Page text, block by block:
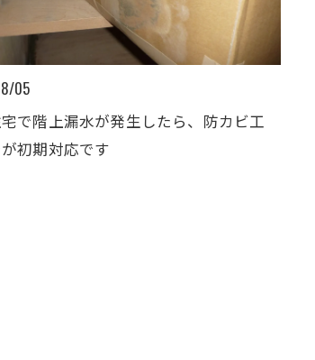
05
で階上漏水が発生したら、防カビ工
初期対応です